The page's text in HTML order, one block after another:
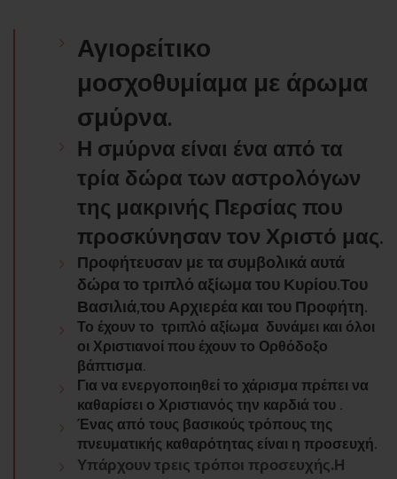
Αγιορείτικο
μοσχοθυμίαμα με άρωμα
σμύρνα.
Η σμύρνα είναι ένα από τα
τρία δώρα των αστρολόγων
της μακρινής Περσίας που
προσκύνησαν τον Χριστό μας.
Προφήτευσαν με τα συμβολικά αυτά
δώρα το τριπλό αξίωμα του Κυρίου.Του
Βασιλιά,του Αρχιερέα και του Προφήτη.
Το έχουν το τριπλό αξίωμα δυνάμει και όλοι
οι Χριστιανοί που έχουν το Ορθόδοξο
βάπτισμα.
Για να ενεργοποιηθεί το χάρισμα πρέπει να
καθαρίσει ο Χριστιανός την καρδιά του .
Ένας από τους βασικούς τρόπους της
πνευματικής καθαρότητας είναι η προσευχή.
Υπάρχουν τρεις τρόποι προσευχής.Η